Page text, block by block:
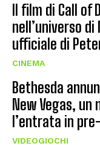
Il film di Call
nell’universo
ufficiale di
CINEMA
Bethesda
New Vegas, un
l’entrata in
VIDEOGIOCHI